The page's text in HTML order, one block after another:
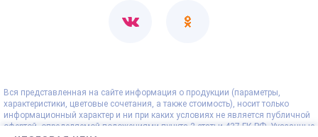
Вся представленная на сайте информация о продукции (параметры,
характеристики, цветовые сочетания, а также стоимость), носит только
информационный характер и ни при каких условиях не является публичной
офертой, определяемой положениями пункта 2 статьи 437 ГК РФ. Указанные